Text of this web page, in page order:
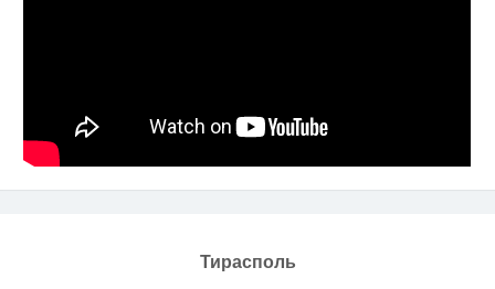
Тирасполь